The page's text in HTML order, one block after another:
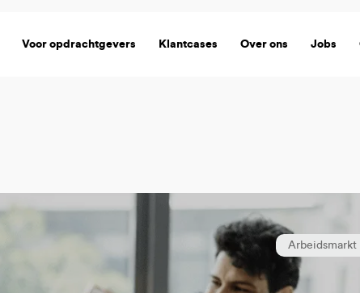
Voor opdrachtgevers Klantcases Over ons Jobs
Arbeidsmarkt